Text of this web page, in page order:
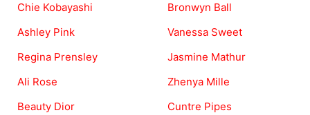
Chie Kobayashi
Ashley Pink
Regina Prensley
Ali Rose
Beauty Dior
Bronwyn Ball
Vanessa Sweet
Jasmine Mathur
Zhenya Mille
Cuntre Pipes